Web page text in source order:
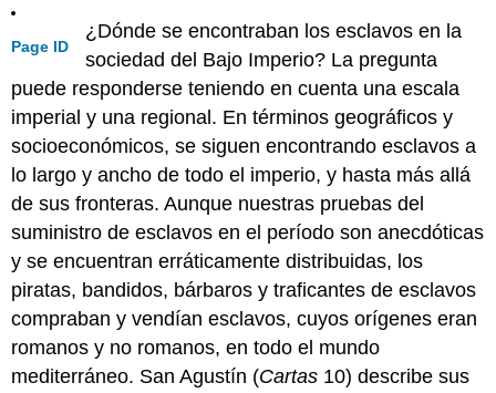
Page ID
¿Dónde se encontraban los esclavos en la
sociedad del Bajo Imperio? La pregunta
puede responderse teniendo en cuenta una escala
imperial y una regional. En términos geográficos y
socioeconómicos, se siguen encontrando esclavos a
lo largo y ancho de todo el imperio, y hasta más allá
de sus fronteras. Aunque nuestras pruebas del
suministro de esclavos en el período son anecdóticas
y se encuentran erráticamente distribuidas, los
piratas, bandidos, bárbaros y traficantes de esclavos
compraban y vendían esclavos, cuyos orígenes eran
romanos y no romanos, en todo el mundo
mediterráneo. San Agustín (Cartas 10) describe sus